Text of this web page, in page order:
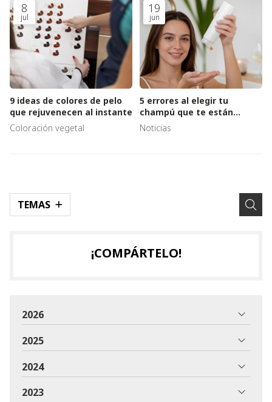
TEMAS
8
jul
9 ideas de colores de pelo
que rejuvenecen al instante
Coloración vegetal
19
jun
5 errores al elegir tu
champú que te están
dañando el pelo
Noticias
¡COMPÁRTELO!
2026
2025
2024
2023